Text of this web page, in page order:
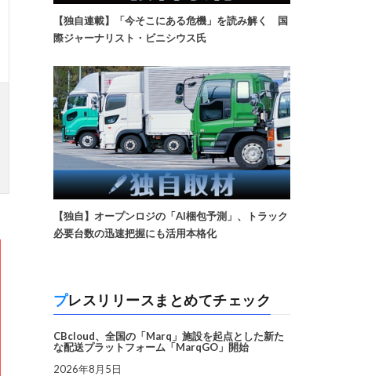
【独自連載】「今そこにある危機」を読み解く 国
際ジャーナリスト・ビニシウス氏
【独自】オープンロジの「AI梱包予測」、トラック
必要台数の迅速把握にも活用本格化
プレスリリースまとめてチェック
CBcloud、全国の「Marq」施設を起点とした新た
な配送プラットフォーム「MarqGO」開始
2026年8月5日